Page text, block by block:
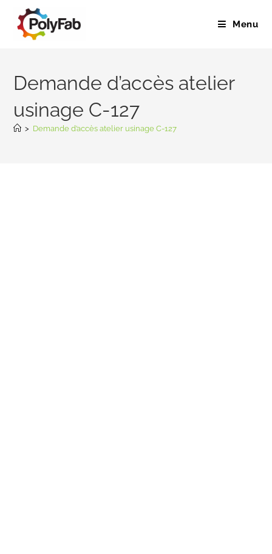
Menu
Demande d’accès atelier
usinage C-127
> Demande d’accès atelier usinage C-127